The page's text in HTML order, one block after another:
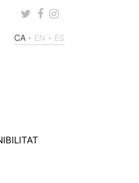
Twitter
Facebook
Instagram
CA EN ES